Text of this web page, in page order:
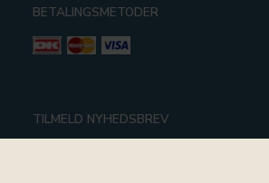
BETALINGSMETODER
TILMELD NYHEDSBREV